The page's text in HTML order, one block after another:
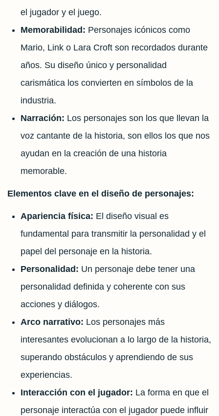
el jugador y el juego.
Memorabilidad: Personajes icónicos como
Mario, Link o Lara Croft son recordados durante
años. Su diseño único y personalidad
carismática los convierten en símbolos de la
industria.
Narración: Los personajes son los que llevan la
voz cantante de la historia, son ellos los que nos
ayudan en la creación de una historia
memorable.
Elementos clave en el diseño de personajes:
Apariencia física: El diseño visual es
fundamental para transmitir la personalidad y el
papel del personaje en la historia.
Personalidad: Un personaje debe tener una
personalidad definida y coherente con sus
acciones y diálogos.
Arco narrativo: Los personajes más
interesantes evolucionan a lo largo de la historia,
superando obstáculos y aprendiendo de sus
experiencias.
Interacción con el jugador: La forma en que el
personaje interactúa con el jugador puede influir